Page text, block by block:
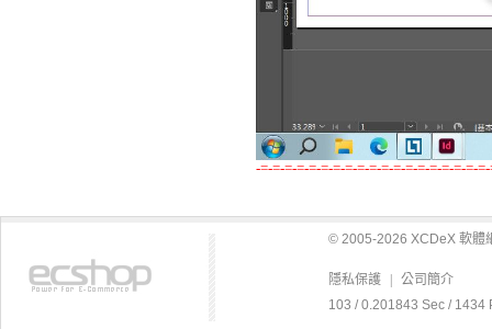
-=-=-=-=-=-=-=-=-=-=-=-=-=-=-=-=-=-=-
© 2005-2026 XCDeX 軟體
隱私保護
公司簡介
103 / 0.201843 Sec / 1434